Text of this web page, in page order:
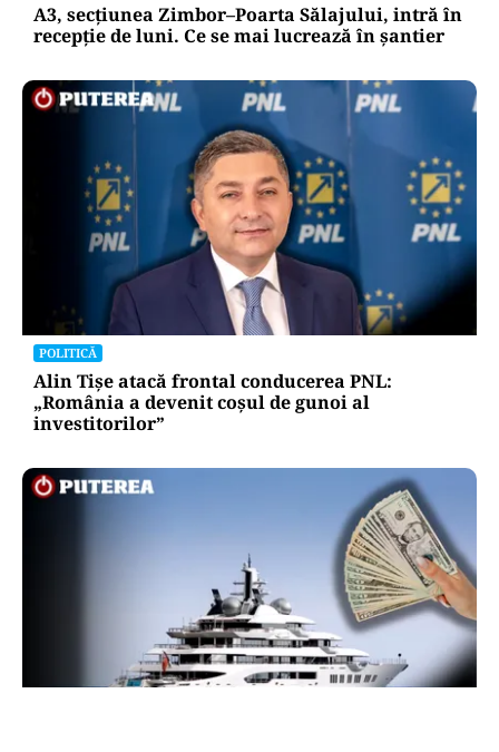
A3, secțiunea Zimbor–Poarta Sălajului, intră în
recepție de luni. Ce se mai lucrează în șantier
POLITICĂ
Alin Tișe atacă frontal conducerea PNL:
„România a devenit coșul de gunoi al
investitorilor”